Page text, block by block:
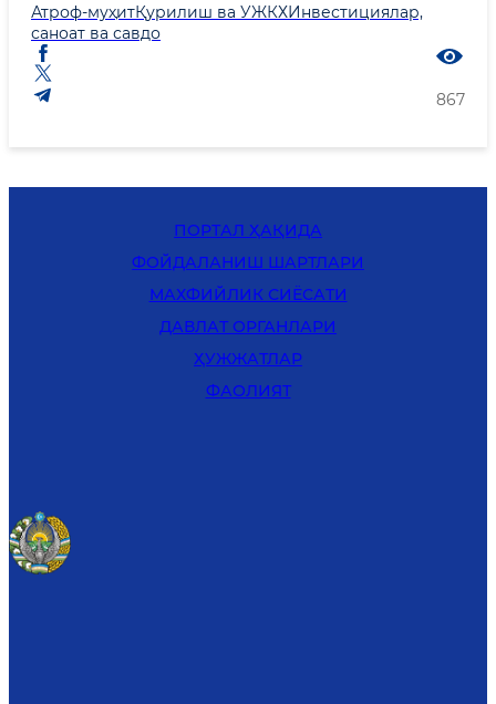
Атроф-муҳитҚурилиш ва УЖКХИнвестициялар,
саноат ва савдо
867
ПОРТАЛ ҲАҚИДА
ФОЙДАЛАНИШ ШАРТЛАРИ
MАХФИЙЛИК СИЁСАТИ
ДАВЛАТ ОРГАНЛАРИ
ҲУЖЖАТЛАР
ФАОЛИЯТ